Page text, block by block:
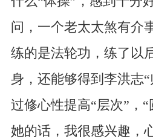
问，一个老太太煞有介
练的是法轮功，练了以
身，还能够得到李洪志
过修心性提高“层次”，
她的话，我很感兴趣，